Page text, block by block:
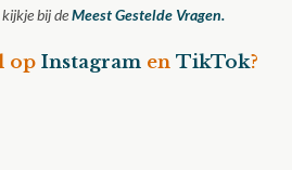
kijkje bij deMeest Gestelde Vragen.
opInstagram enTikTok?